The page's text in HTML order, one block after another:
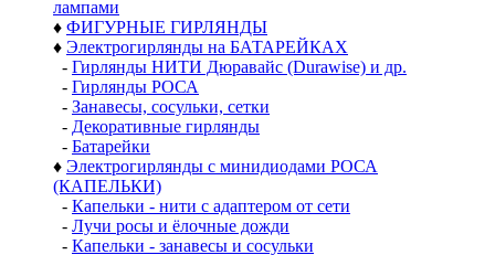
лампами
♦ ФИГУРНЫЕ ГИРЛЯНДЫ
♦ Электрогирлянды на БАТАРЕЙКАХ
- Гирлянды НИТИ Дюравайс (Durawise) и др.
- Гирлянды РОСА
- Занавесы, сосульки, сетки
- Декоративные гирлянды
- Батарейки
♦ Электрогирлянды с минидиодами РОСА
(КАПЕЛЬКИ)
- Капельки - нити с адаптером от сети
- Лучи росы и ёлочные дожди
- Капельки - занавесы и сосульки